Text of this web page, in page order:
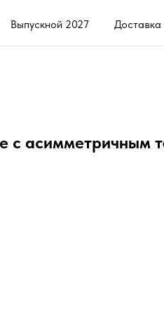
Доставка Контакты
с асимметричным